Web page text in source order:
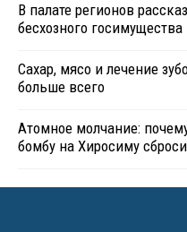
В палате регионов
бесхозного госимущества
Сахар, мясо и лечение
больше всего
Атомное молчание:
бомбу на Хиросиму